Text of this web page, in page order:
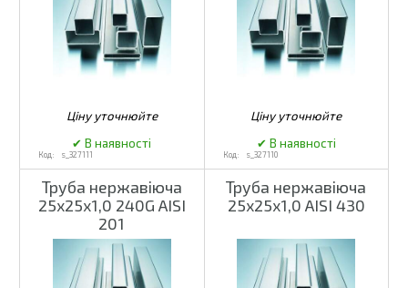
s_327111 s_327110
Труба нержавіюча
25х25х1,0 240G AISI
201
Труба нержавіюча
25х25х1,0 AISI 430